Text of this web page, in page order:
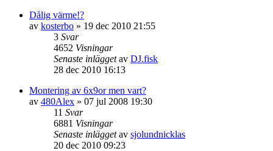
Dålig värme!?
av kosterbo » 19 dec 2010 21:55
3 Svar
4652 Visningar
Senaste inläggetav DJ.fisk
28 dec 2010 16:13
Montering av 6x9or men vart?
av 480Alex » 07 jul 2008 19:30
11 Svar
6881 Visningar
Senaste inläggetav sjolundnicklas
20 dec 2010 09:23